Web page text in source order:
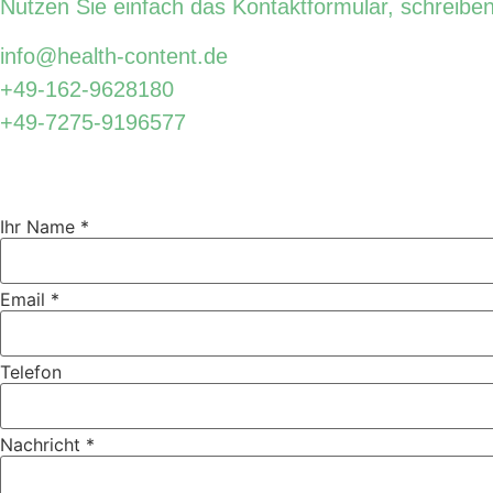
Nutzen Sie einfach das Kontaktformular,
info@health-content.de
+49-162-9628180
+49-7275-9196577
Ihr Name *
Telefon
Ihr
Email *
Telefon
Nachricht *